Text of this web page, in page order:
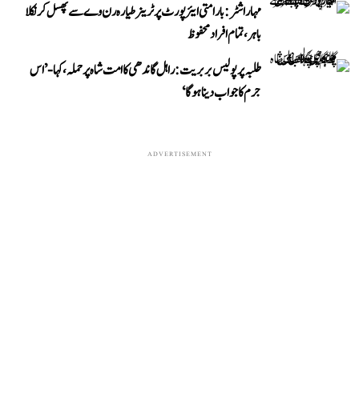
مہاراشٹر: بارامتی ایئرپورٹ پر ٹرینر طیارہ رن وے سے پھسل کر نکلا
باہر، تمام افراد محفوظ
طلبہ پر پولیس بربریت: راہل گاندھی کا امت شاہ پر حملہ، کہا- ’اس
جرم کا جواب دینا ہوگا‘
ADVERTISEMENT